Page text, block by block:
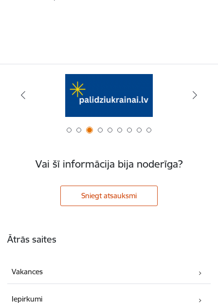
Vai šī informācija bija noderīga?
Sniegt atsauksmi
Ātrās saites
Vakances
Iepirkumi